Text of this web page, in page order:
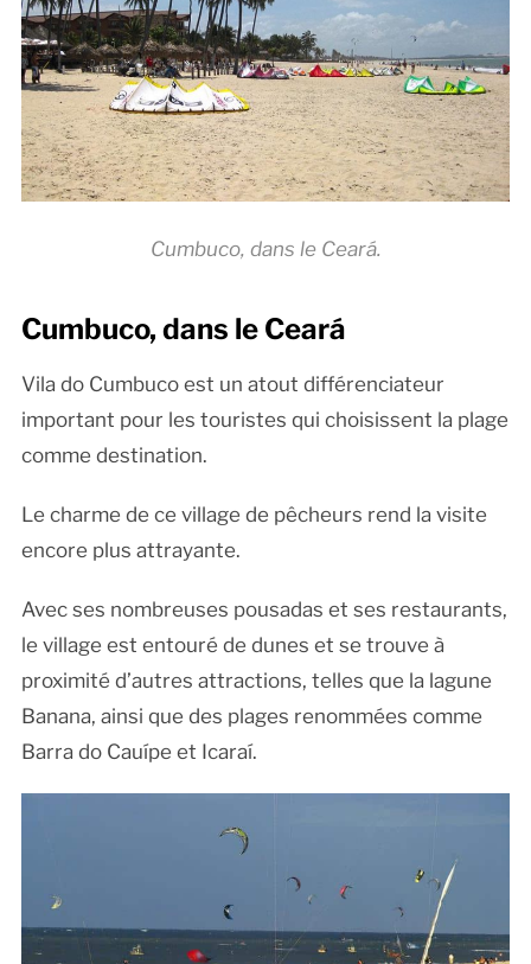
Cumbuco, dans le Ceará.
Cumbuco, dans le Ceará
Vila do Cumbuco est un atout différenciateur
important pour les touristes qui choisissent la plage
comme destination.
Le charme de ce village de pêcheurs rend la visite
encore plus attrayante.
Avec ses nombreuses pousadas et ses restaurants,
le village est entouré de dunes et se trouve à
proximité d’autres attractions, telles que la lagune
Banana, ainsi que des plages renommées comme
Barra do Cauípe et Icaraí.